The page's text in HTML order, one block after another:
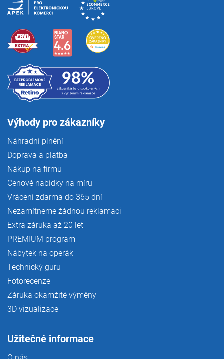
Výhody pro zákazníky
Náhradní plnění
Doprava a platba
Nákup na firmu
Cenové nabídky na míru
Vrácení zdarma do 365 dní
Nezamítneme žádnou reklamaci
Extra záruka až 20 let
PREMIUM program
Nábytek na operák
Technický guru
Fotorecenze
Záruka okamžité výměny
3D vizualizace
Užitečné informace